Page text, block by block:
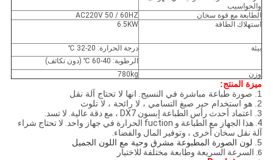
والحواسيب
الطابعة مع قوة سخان
AC220V 50 / 60HZ
استهلاك الطاقة
6.5KW
بيئة
درجة الحرارة: 20-32 ℃
الرطوبة: 40-60 ℃ (دون تكاثف)
وزن
780kg
ميزة المنتج:
1. صورة طباعة مباشرة في النسيج.
انها لا تحتاج آلة نقل
2. هو استخدام حبر صبغ التسامي ، لا رائحة ، لا تلوث
3. اعتماد أحدث
رأس الطباعة إبسون DX7 ، مع دقة عالية. لا تسد.
4. هذا الجهاز مع الطباعة و fuction الحرارة في جهاز واحد. لا تحتاج شراء
آلة نقل سخان أخرى ، وتوفير المال والفضاء.
5. لون الصورة المطبوعة مشرق وحية مع اللون الجميل
6. السرعة السريعة وطابعة مختلفة للاختيار